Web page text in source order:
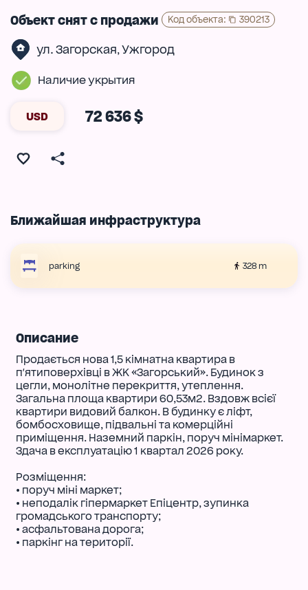
Объект снят с продажи Код объекта: 390213
ул. Загорская, Ужгород
Наличие укрытия
USD 72 636 $
Ближайшая инфраструктура
parking 328 m
Описание
Продається нова 1,5 кімнатна квартира в
п'ятиповерхівці в ЖК «Загорський». Будинок з
цегли, монолітне перекриття, утеплення.
Загальна площа квартири 60,53м2. Вздовж всієї
квартири видовий балкон. В будинку є ліфт,
бомбосховище, підвальні та комерційні
приміщення. Наземний паркін, поруч мінімаркет.
Здача в експлуатацію 1 квартал 2026 року.
Розміщення:
• поруч міні маркет;
• неподалік гіпермаркет Епіцентр, зупинка
громадського транспорту;
• асфальтована дорога;
• паркінг на території.